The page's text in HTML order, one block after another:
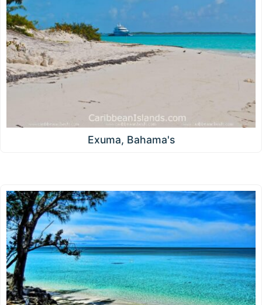
Exuma, Bahama's